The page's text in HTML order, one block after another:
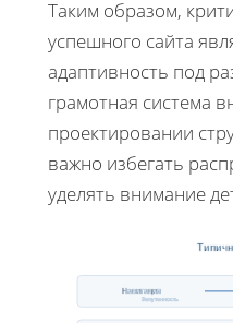
Таким образом,
успешного сайта
адаптивность под
грамотная система
проектировании
важно избегать
уделять внимание
Навигация
Запутанность